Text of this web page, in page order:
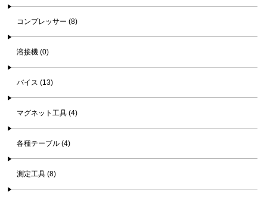
コンプレッサー (8)
溶接機 (0)
バイス (13)
マグネット工具 (4)
各種テーブル (4)
測定工具 (8)